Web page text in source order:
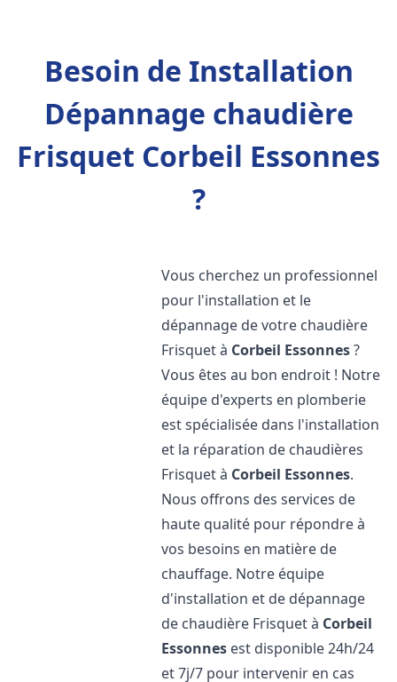
Besoin de Installation
Dépannage chaudière
Frisquet Corbeil Essonnes
?
Vous cherchez un professionnel
pour l'installation et le
dépannage de votre chaudière
Frisquet à Corbeil Essonnes?
Vous êtes au bon endroit ! Notre
équipe d'experts en plomberie
est spécialisée dans l'installation
et la réparation de chaudières
Frisquet à Corbeil Essonnes.
Nous offrons des services de
haute qualité pour répondre à
vos besoins en matière de
chauffage. Notre équipe
d'installation et de dépannage
de chaudière Frisquet à Corbeil
Essonnes est disponible 24h/24
et 7j/7 pour intervenir en cas